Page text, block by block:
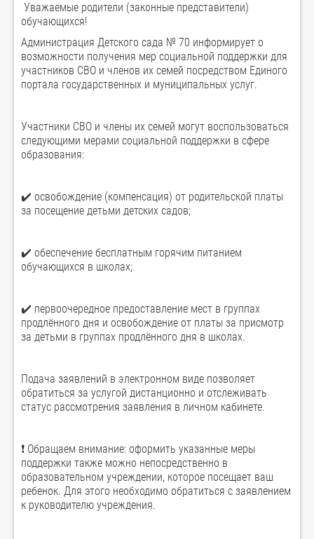
Уважаемые родители (законные представители)
обучающихся!
Администрация Детского сада № 70 информирует о
возможности получения мер социальной поддержки для
участников СВО и членов их семей посредством Единого
портала государственных и муниципальных услуг.
Участники СВО и члены их семей могут воспользоваться
следующими мерами социальной поддержки в сфере
образования:
✔️ освобождение (компенсация) от родительской платы
за посещение детьми детских садов;
✔️ обеспечение бесплатным горячим питанием
обучающихся в школах;
✔️ первоочередное предоставление мест в группах
продлённого дня и освобождение от платы за присмотр
за детьми в группах продлённого дня в школах.
Подача заявлений в электронном виде позволяет
обратиться за услугой дистанционно и отслеживать
статус рассмотрения заявления в личном кабинете.
❗ Обращаем внимание: оформить указанные меры
поддержки также можно непосредственно в
образовательном учреждении, которое посещает ваш
ребенок. Для этого необходимо обратиться с заявлением
к руководителю учреждения.